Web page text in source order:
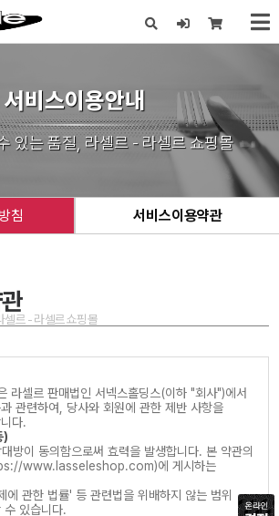
서비스이용안내
있는 품질, 라셀르 - 라셀르 쇼핑몰
침 서비스이용약관
셀르 - 라셀르 쇼핑몰
라셀르 판매법인 서넥스홀딩스(이하 "회사")에서
관련하여, 당사와 회원에 관한 제반 사항을
다.
)
방이 동의함으로써 효력을 발생합니다. 본 약관의
www.lasseleshop.com)에 게시하는
에 관한 법률' 등 관련법을 위배하지 않는 범위
수 있습니다.